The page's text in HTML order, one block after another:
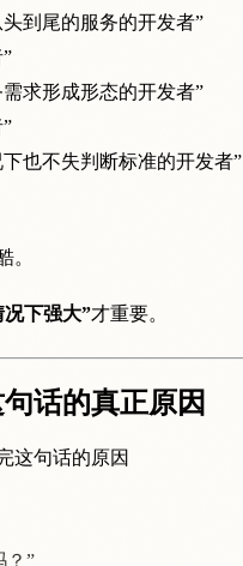
到尾的服务的开发者”
求形成形态的开发者”
也不失判断标准的开发者”
。
下强大”才重要。
话的真正原因
这句话的原因
？”